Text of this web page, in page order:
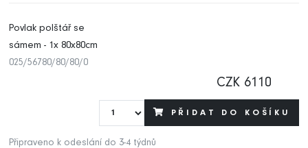
Povlak polštář se
sámem - 1x 80x80cm
025/56780/80/80/0
CZK 6110
PŘIDAT DO KOŠÍKU
Připraveno k odeslání do 3-4 týdnů